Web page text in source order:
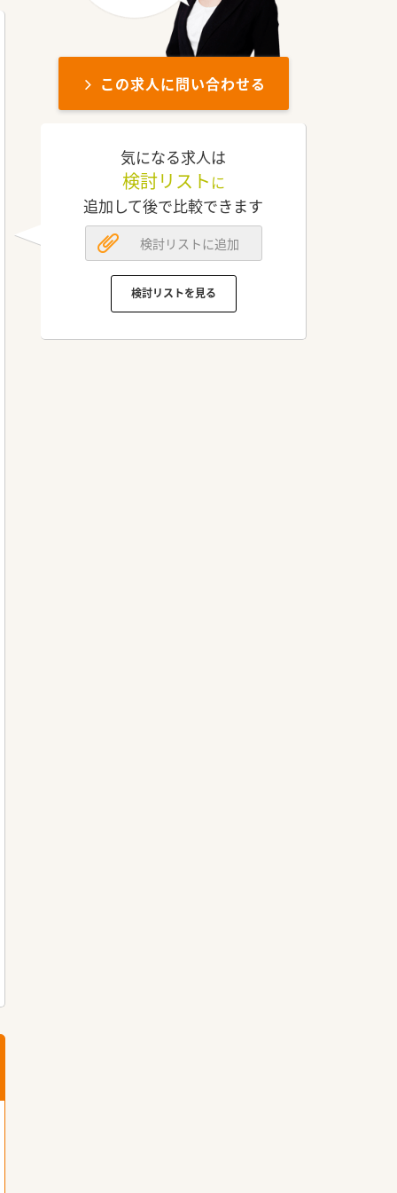
この求人に問い合わせる
気になる求人は
検討リスト に
追加して後で比較できます
検討リストに追加
検討リストを見る